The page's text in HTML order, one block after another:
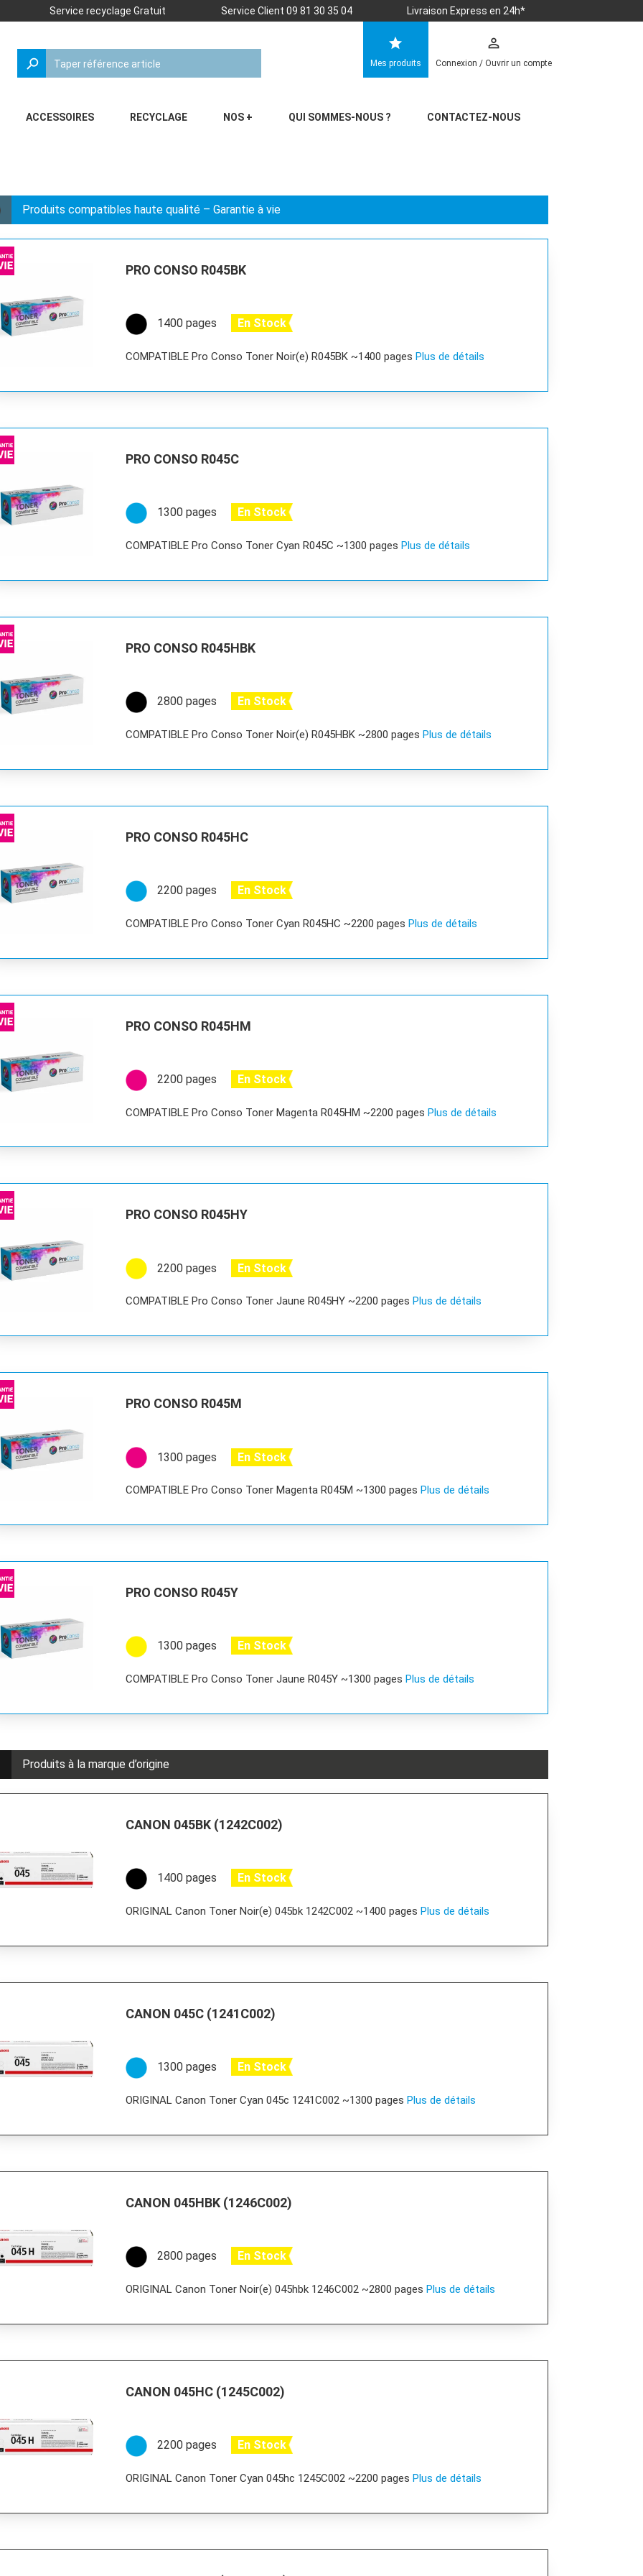
Service recyclage Gratuit Service Client 09 81 30 35 04 Livraison Express en 24h*
star
Mes produits
perm_identity
Connexion / Ouvrir un compte
search
ACCESSOIRES RECYCLAGE NOS + QUI SOMMES-NOUS ? CONTACTEZ-NOUS
Produits compatibles haute qualité – Garantie à vie
PRO CONSO R045BK
1400 pages En Stock
COMPATIBLE Pro Conso Toner Noir(e) R045BK ~1400 pagesPlus de détails
PRO CONSO R045C
1300 pages En Stock
COMPATIBLE Pro Conso Toner Cyan R045C ~1300 pagesPlus de détails
PRO CONSO R045HBK
2800 pages En Stock
COMPATIBLE Pro Conso Toner Noir(e) R045HBK ~2800 pagesPlus de détails
PRO CONSO R045HC
2200 pages En Stock
COMPATIBLE Pro Conso Toner Cyan R045HC ~2200 pagesPlus de détails
PRO CONSO R045HM
2200 pages En Stock
COMPATIBLE Pro Conso Toner Magenta R045HM ~2200 pagesPlus de détails
PRO CONSO R045HY
2200 pages En Stock
COMPATIBLE Pro Conso Toner Jaune R045HY ~2200 pages Plus de détails
PRO CONSO R045M
1300 pages En Stock
COMPATIBLE Pro Conso Toner Magenta R045M ~1300 pagesPlus de détails
PRO CONSO R045Y
1300 pages En Stock
COMPATIBLE Pro Conso Toner Jaune R045Y ~1300 pagesPlus de détails
Produits à la marque d’origine
CANON 045BK (1242C002)
1400 pages En Stock
ORIGINAL Canon Toner Noir(e) 045bk 1242C002 ~1400 pagesPlus de détails
CANON 045C (1241C002)
1300 pages En Stock
ORIGINAL Canon Toner Cyan 045c 1241C002 ~1300 pagesPlus de détails
CANON 045HBK (1246C002)
2800 pages En Stock
ORIGINAL Canon Toner Noir(e) 045hbk 1246C002 ~2800 pagesPlus de détails
CANON 045HC (1245C002)
2200 pages En Stock
ORIGINAL Canon Toner Cyan 045hc 1245C002 ~2200 pagesPlus de détails